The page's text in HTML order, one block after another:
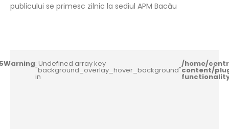
publicului se primesc zilnic la sediul APM Bacău
Warning: Undefined array key
"background_overlay_hover_background"
in
/home/
content/